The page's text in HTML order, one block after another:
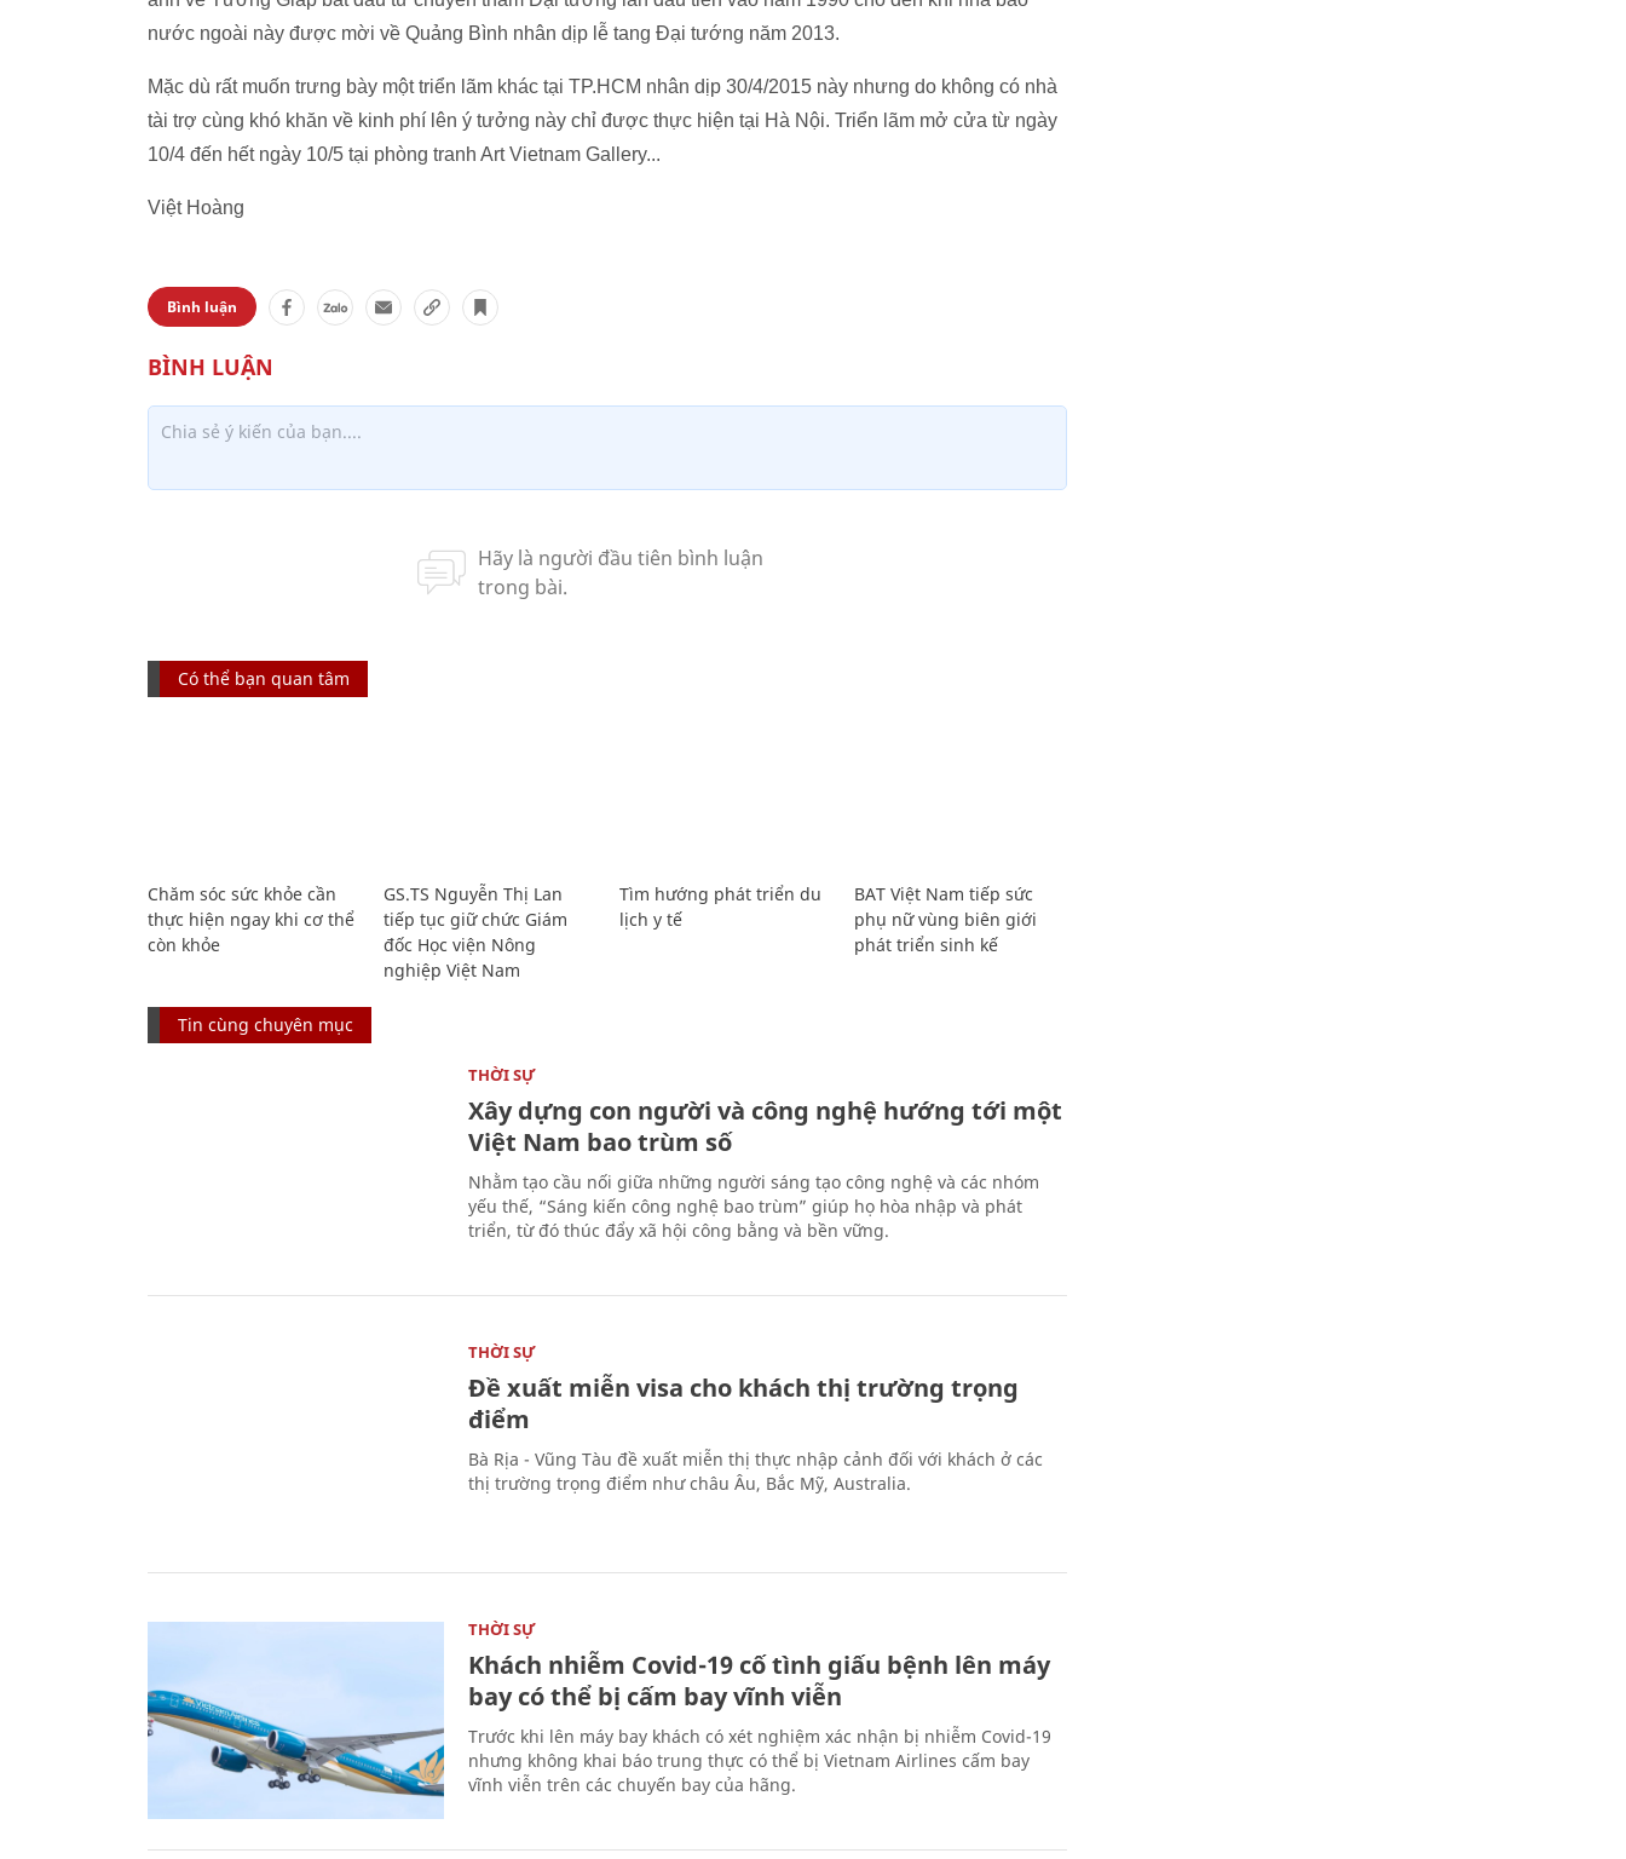
nước ngoài này được mời về Quảng Bình nhân dịp lễ tang Đại tướng năm 2013.
Mặc dù rất muốn trưng bày một triển lãm khác tại TP.HCM nhân dịp 30/4/2015 này nhưng do không có nhà
tài trợ cùng khó khăn về kinh phí lên ý tưởng này chỉ được thực hiện tại Hà Nội. Triển lãm mở cửa từ ngày
10/4 đến hết ngày 10/5 tại phòng tranh Art Vietnam Gallery...
Việt Hoàng
Bình luận
Có thể bạn quan tâm
Chăm sóc sức khỏe cần
thực hiện ngay khi cơ thể
còn khỏe
GS.TS Nguyễn Thị Lan
tiếp tục giữ chức Giám
đốc Học viện Nông
nghiệp Việt Nam
Tìm hướng phát triển du
lịch y tế
BAT Việt Nam tiếp sức
phụ nữ vùng biên giới
phát triển sinh kế
Tin cùng chuyên mục
THỜI SỰ
Xây dựng con người và công nghệ hướng tới một
Việt Nam bao trùm số
Nhằm tạo cầu nối giữa những người sáng tạo công nghệ và các nhóm
yếu thế, “Sáng kiến công nghệ bao trùm” giúp họ hòa nhập và phát
triển, từ đó thúc đẩy xã hội công bằng và bền vững.
THỜI SỰ
Đề xuất miễn visa cho khách thị trường trọng
điểm
Bà Rịa - Vũng Tàu đề xuất miễn thị thực nhập cảnh đối với khách ở các
thị trường trọng điểm như châu Âu, Bắc Mỹ, Australia.
THỜI SỰ
Khách nhiễm Covid-19 cố tình giấu bệnh lên máy
bay có thể bị cấm bay vĩnh viễn
Trước khi lên máy bay khách có xét nghiệm xác nhận bị nhiễm Covid-19
nhưng không khai báo trung thực có thể bị Vietnam Airlines cấm bay
vĩnh viễn trên các chuyến bay của hãng.